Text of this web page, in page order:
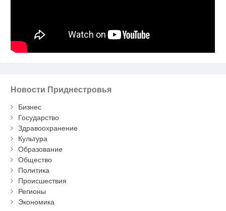
Новости Приднестровья
Бизнес
Государство
Здравоохранение
Культура
Образование
Общество
Политика
Происшествия
Регионы
Экономика